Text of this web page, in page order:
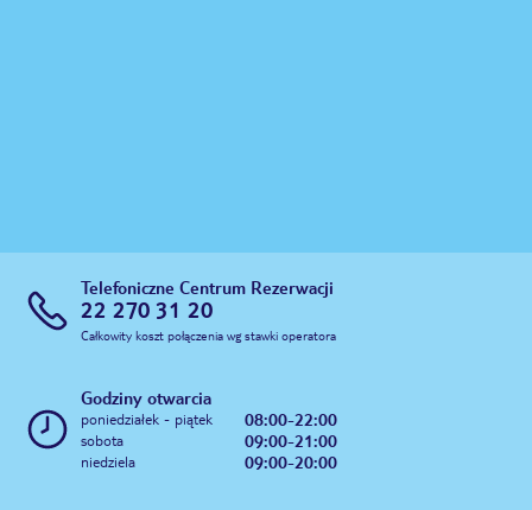
Telefoniczne Centrum Rezerwacji
22 270 31 20
Całkowity koszt połączenia wg stawki operatora
Godziny otwarcia
poniedziałek - piątek 08:00-22:00
sobota 09:00-21:00
niedziela 09:00-20:00